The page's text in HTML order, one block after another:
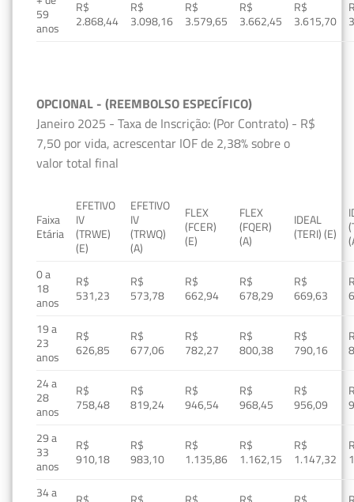
59
anos
R$
2.868,44
R$
3.098,16
R$
3.579,65
R$
3.662,45
R$
3.615,70
OPCIONAL - (REEMBOLSO ESPECÍFICO)
Janeiro 2025 - Taxa de Inscrição: (Por Contrato) - R$
7,50 por vida, acrescentar IOF de 2,38% sobre o
valor total final
Faixa
Etária
EFETIVO
IV
(TRWE)
(E)
EFETIVO
IV
(TRWQ)
(A)
FLEX
(FCER)
(E)
FLEX
(FQER)
(A)
IDEAL
(TERI) (E)
0 a
18
anos
R$
531,23
R$
573,78
R$
662,94
R$
678,29
R$
669,63
19 a
23
anos
R$
626,85
R$
677,06
R$
782,27
R$
800,38
R$
790,16
24 a
28
anos
R$
758,48
R$
819,24
R$
946,54
R$
968,45
R$
956,09
29 a
33
anos
R$
910,18
R$
983,10
R$
1.135,86
R$
1.162,15
R$
1.147,32
34 a